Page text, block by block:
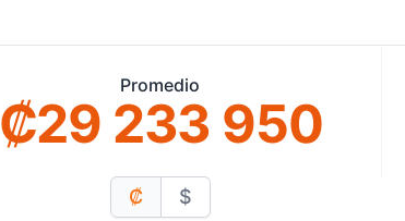
Promedio
₡29 233 950
₡ $